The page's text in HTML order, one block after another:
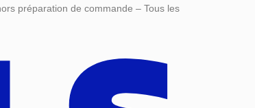
préparation de commande – Tous les